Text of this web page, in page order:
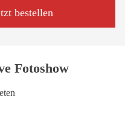
bestellen
Fotoshow